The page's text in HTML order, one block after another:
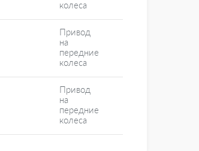
колеса
Привод
на
передние
колеса
Привод
на
передние
колеса